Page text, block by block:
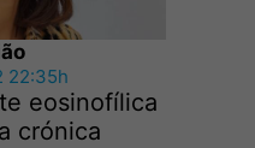
22:35h
eosinofílica
crónica